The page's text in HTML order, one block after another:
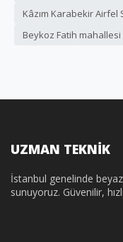
Kâzım Karabekir Airfel
Beykoz Fatih
UZMAN TEKNİK
İstanbul genelinde
sunuyoruz. Güvenilir,